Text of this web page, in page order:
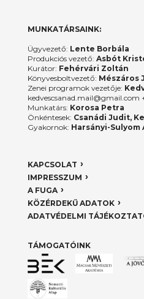
MUNKATÁRSAINK:
Ügyvezető: Lente Borbála
Produkciós vezető: Asbót
Kurátor: Fehérvári Zoltán
Könyvesboltvezető: Mészáros
Zenei programok vezetője:
kedvescsanad.mail@gmail.com
Munkatárs: Korosa Petra
Önkéntesek: Csanádi Judit,
Gyakornok: Harsányi-Sulyom
KAPCSOLAT
IMPRESSZUM
A FUGA
KÖZÉRDEKŰ ADATOK
ADATVÉDELMI
TÁMOGATÓINK